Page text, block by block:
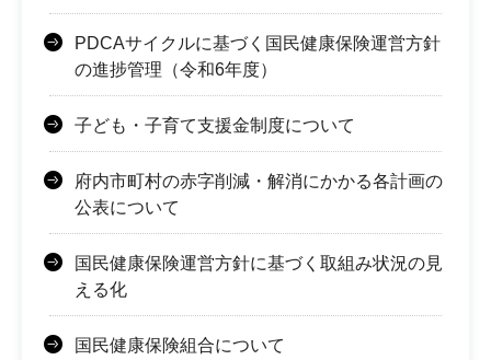
PDCAサイクルに基づく国民健康保険運営方針
の進捗管理（令和6年度）
子ども・子育て支援金制度について
府内市町村の赤字削減・解消にかかる各計画の
公表について
国民健康保険運営方針に基づく取組み状況の見
える化
国民健康保険組合について